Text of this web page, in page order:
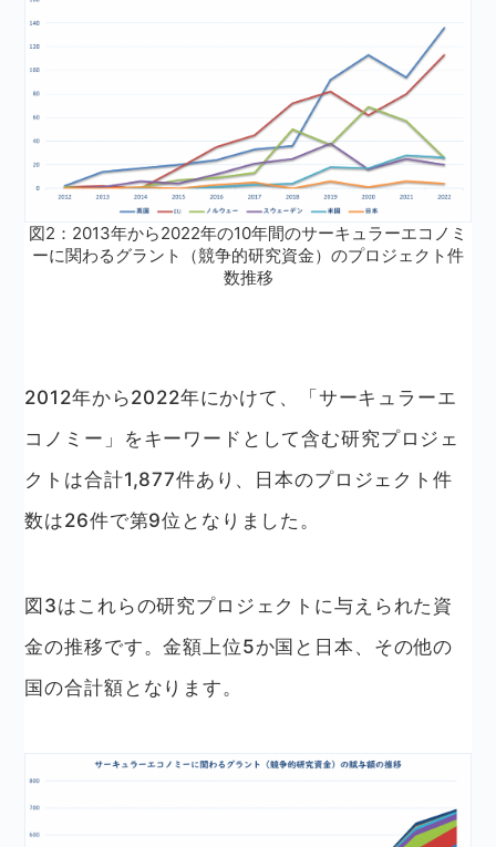
図2：2013年から2022年の10年間のサーキュラーエコノミ
ーに関わるグラント（競争的研究資金）のプロジェクト件
数推移
2012年から2022年にかけて、「サーキュラーエ
コノミー」をキーワードとして含む研究プロジェ
クトは合計1,877件あり、日本のプロジェクト件
数は26件で第9位となりました。
図3はこれらの研究プロジェクトに与えられた資
金の推移です。金額上位5か国と日本、その他の
国の合計額となります。